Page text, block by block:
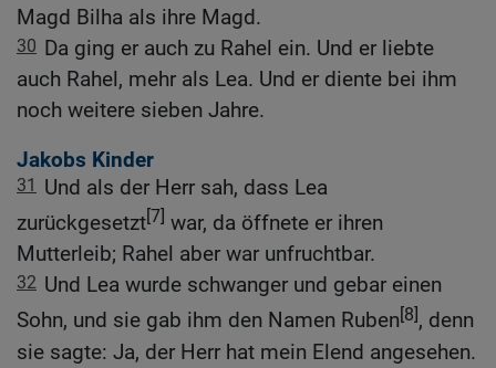
Magd Bilha als ihre Magd.
30 Da ging er auch zu Rahel ein. Und er liebte
auch Rahel, mehr als Lea. Und er diente bei ihm
noch weitere sieben Jahre.
Jakobs Kinder
31 Und als der Herr sah, dass Lea
zurückgesetzt[7] war, da öffnete er ihren
Mutterleib; Rahel aber war unfruchtbar.
32 Und Lea wurde schwanger und gebar einen
Sohn, und sie gab ihm den Namen Ruben[8], denn
sie sagte: Ja, der Herr hat mein Elend angesehen.